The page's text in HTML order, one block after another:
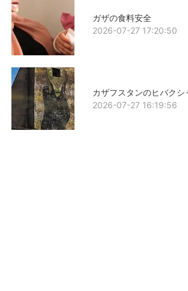
ガザの食料安全
2026-07-27 17:20:50
カザフスタンのヒバクシ
2026-07-27 16:19:56